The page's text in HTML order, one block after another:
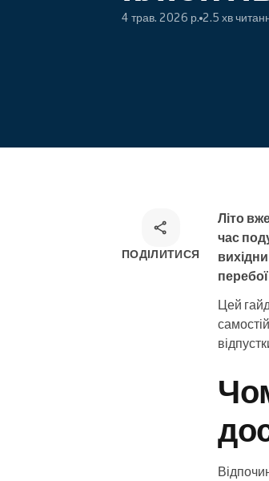
4 трав. 2026 р. 2.5 хв
ПОДІЛИТИСЯ
Літо
час
Цей